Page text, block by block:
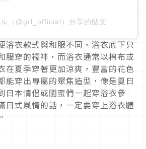
（@grl_official）分享的貼文
浴衣款式與和服不同，浴衣底下只
服穿的襦袢，而浴衣通常以棉布或
在夏季穿著更加涼爽，豐富的花色
能穿出專屬的聚焦造型，像是夏日
日本情侶或閨蜜們一起穿浴衣參
日式風情的話，一定要穿上浴衣體